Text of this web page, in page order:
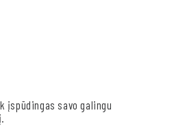
įspūdingas savo galingu